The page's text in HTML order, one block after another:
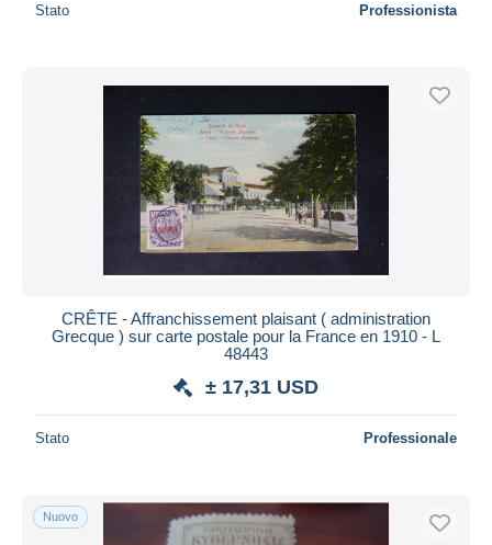
Stato Professionista
CRÊTE - Affranchissement plaisant ( administration
Grecque ) sur carte postale pour la France en 1910 - L
48443
± 17,31 USD
Stato Professionale
Nuovo